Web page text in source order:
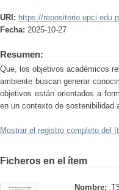
URI: https://
Fecha: 2025-10-27
Resumen:
Que, los objetivos académicos
ambiente buscan generar
objetivos están orientados a
en un contexto de sostenibilidad
Mostrar el registro completo del
Ficheros en el ítem
Nombre: